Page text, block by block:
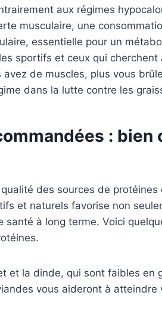
aux régimes
musculaire, une
essentielle pour un
sportifs et ceux qui cherchent
de muscles, plus vous
dans la lutte contre les
: bien
qualité des sources de protéines
et naturels favorise non
à long terme. Voici
et la dinde, qui sont faibles en
vous aideront à atteindre